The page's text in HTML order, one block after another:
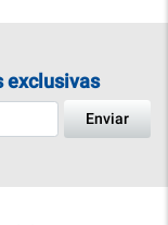
exclusivas
Enviar